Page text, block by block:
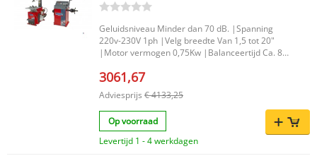
ook buiten Productkenmerken Merk: HBM
kg Lengte: 2.200 mm Breedte: 103 cm Hoogte:
131 cm EAN: 7435125681699 Met deze
professionele hydraulische bandenlift werk je
en verplaatsen van zware banden. Een
betrouwbare keuze voor wie zoekt naar een
stevige wiellift met hoge draagkracht en
praktische bediening.
Geluidsniveau Minder dan 70 dB. |Spanning
220v-230V 1ph |Velg breedte Van 1,5 tot 20"
|Motor vermogen 0,75Kw |Balanceertijd Ca. 8
70db |Luchtdruk 8 - 10bar |Velg buiten diameter
wiel diameter 920 mm. |Max wiel hoogte
12''(305 mm) |Bruto Gewicht 220 Kg. |Netto
gewicht 180 Kg. |Maximaal gewicht van het wiel
65 Kg. |Motorvermogen 0,18 kW. |Balanceer
nauwkeurigheid 1 G. |Balanceer snelheid 150
3061,67
Adviesprijs € 4133,25
Op voorraad
Levertijd 1 - 4 werkdagen